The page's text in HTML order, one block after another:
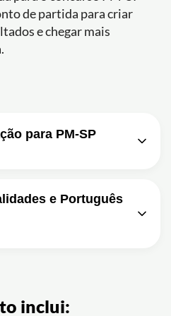
de partida para criar
e chegar mais
para PM-SP
período do regime militar no Brasil,
ao lado de qual nação na Guerra
nota 10?
e Português
com a teoria de Malthus, qual é a
inclui: